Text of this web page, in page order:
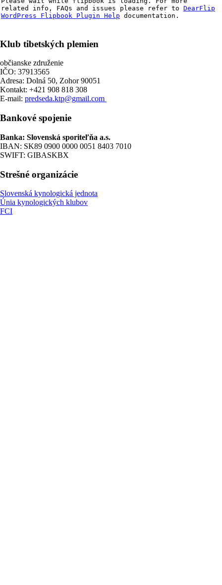
related info, FAQs and issues please refer to DearFlip
WordPress Flipbook Plugin Help documentation.
Klub tibetských plemien
občianske združenie
IČO: 37913565
Adresa: Dolná 50, Zohor 90051
Kontakt: +421 908 818 308
E-mail: predseda.ktp@gmail.com
Bankové spojenie
Banka: Slovenská sporiteľňa a.s.
IBAN: SK89 0900 0000 0051 8403 7010
SWIFT: GIBASKBX
Strešné organizácie
Slovenská kynologická jednota
Únia kynologických klubov
FCI